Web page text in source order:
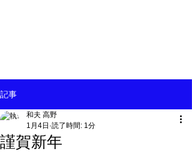
記事
謹賀新年
和夫 高野
1月4日 読了時間: 1分